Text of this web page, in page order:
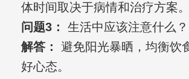
体时间取决于病情和治疗方案。
问题3：
生活中应该注意什么？
解答：
避免阳光暴晒，均衡饮
好心态。